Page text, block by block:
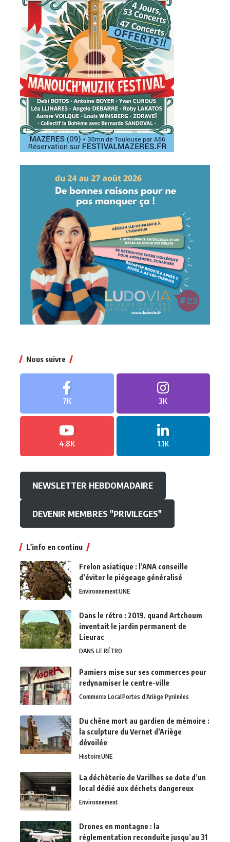
Nous suivre
7K 3K
4.8K 1.1K
NEWSLETTER HEBDOMADAIRE
DEVENIR MEMBRES "PRIVILEGES"
L'info en continu
Frelon asiatique : l’ANA conseille
d’éviter le piégeage généralisé
EnvironnementUNE
Dans le rétro : 2019, quand Artchoum
inventait le jardin permanent de
Lieurac
DANS LE RÉTRO
Pamiers mise sur ses commerces pour
redynamiser le centre-ville
Commerce Local Portes d’Ariège Pyrénées
Du chêne mort au gardien de mémoire :
la sculpture du Vernet d’Ariège
dévoilée
HistoireUNE
La déchèterie de Varilhes se dote d’un
local dédié aux déchets dangereux
Environnement
Drones en montagne : la
réglementation reconduite jusqu’au 31